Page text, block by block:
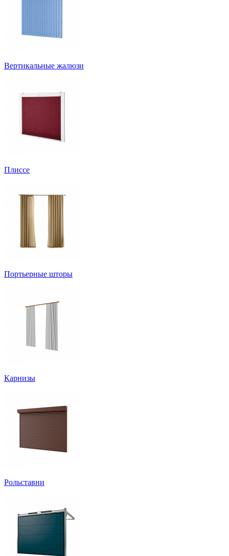
Вертикальные жалюзи
Плиссе
Портьерные шторы
Карнизы
Рольставни